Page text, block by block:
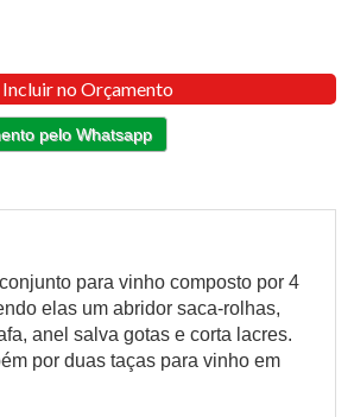
Incluir no Orçamento
pelo Whatsapp
para vinho composto por 4
elas um abridor saca-rolhas,
anel salva gotas e corta lacres.
por duas taças para vinho em